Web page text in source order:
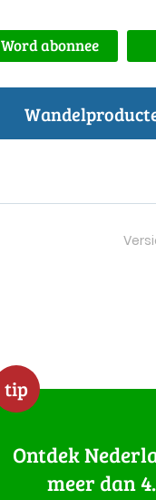
Word abonnee
tip
Ontdek
meer dan